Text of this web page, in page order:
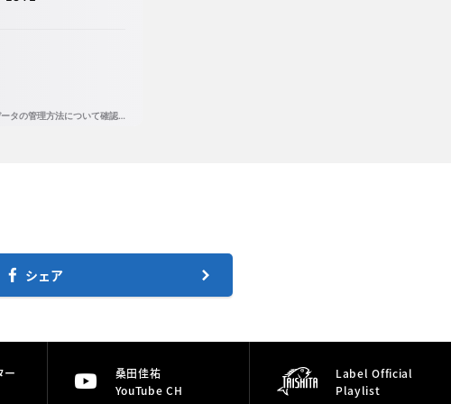
シェア
ー
桑田佳祐
YouTube CH
Label Official
Playlist